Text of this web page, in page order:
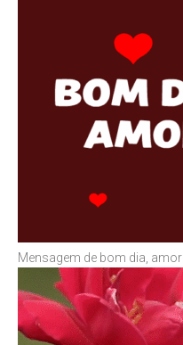
Mensagem de bom dia, amor